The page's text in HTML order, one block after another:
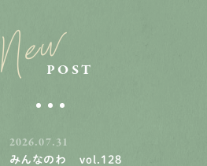
NewPOST
2026.07.31
みんなのわ vol.128